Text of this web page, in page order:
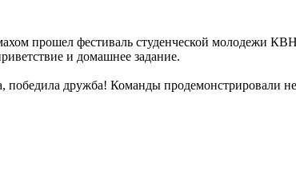
прошел фестиваль студенческой молодежи
и домашнее задание.
победила дружба! Команды продемонстрировали